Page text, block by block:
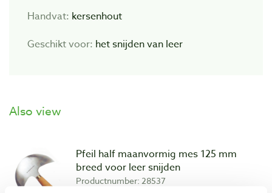
Handvat: kersenhout
Geschikt voor: het snijden van leer
Also view
Pfeil half maanvormig mes 125 mm
breed voor leer snijden
Productnumber: 28537